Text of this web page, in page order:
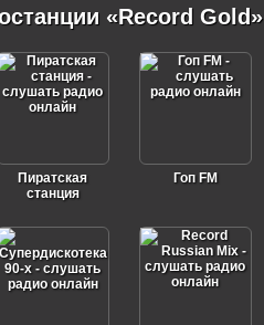
«Record Gold»
Пиратская
станция
Гоп FM